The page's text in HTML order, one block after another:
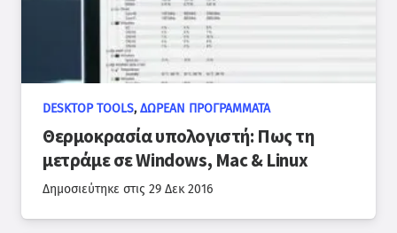
DESKTOP TOOLS,ΔΩΡΕΆΝ ΠΡΟΓΡΆΜΜΑΤΑ
Θερμοκρασία υπολογιστή: Πως τη
μετράμε σε Windows, Mac & Linux
Δημοσιεύτηκε στις 29 Δεκ 2016